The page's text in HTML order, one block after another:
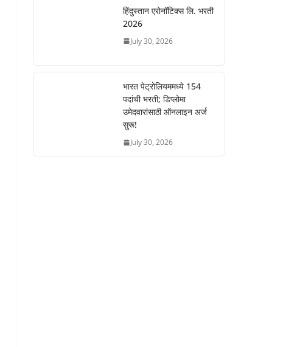
हिंदुस्तान एरोनॉटिक्स लि. भरती
2026
July 30, 2026
भारत पेट्रोलियममध्ये 154
पदांची भरती; डिप्लोमा
उमेदवारांसाठी ऑनलाइन अर्ज
सुरू!
July 30, 2026